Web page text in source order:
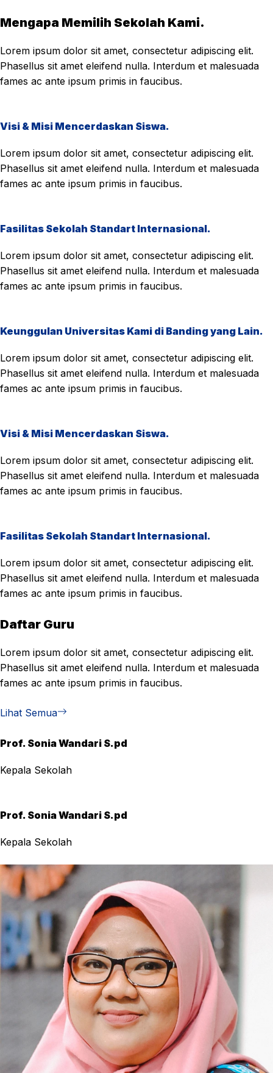
Mengapa Memilih Sekolah Kami.
Lorem ipsum dolor sit amet, consectetur adipiscing elit.
Phasellus sit amet eleifend nulla. Interdum et malesuada
fames ac ante ipsum primis in faucibus.
Visi & Misi Mencerdaskan Siswa.
Lorem ipsum dolor sit amet, consectetur adipiscing elit.
Phasellus sit amet eleifend nulla. Interdum et malesuada
fames ac ante ipsum primis in faucibus.
Fasilitas Sekolah Standart Internasional.
Lorem ipsum dolor sit amet, consectetur adipiscing elit.
Phasellus sit amet eleifend nulla. Interdum et malesuada
fames ac ante ipsum primis in faucibus.
Keunggulan Universitas Kami di Banding yang Lain.
Lorem ipsum dolor sit amet, consectetur adipiscing elit.
Phasellus sit amet eleifend nulla. Interdum et malesuada
fames ac ante ipsum primis in faucibus.
Visi & Misi Mencerdaskan Siswa.
Lorem ipsum dolor sit amet, consectetur adipiscing elit.
Phasellus sit amet eleifend nulla. Interdum et malesuada
fames ac ante ipsum primis in faucibus.
Fasilitas Sekolah Standart Internasional.
Lorem ipsum dolor sit amet, consectetur adipiscing elit.
Phasellus sit amet eleifend nulla. Interdum et malesuada
fames ac ante ipsum primis in faucibus.
Daftar Guru
Lorem ipsum dolor sit amet, consectetur adipiscing elit.
Phasellus sit amet eleifend nulla. Interdum et malesuada
fames ac ante ipsum primis in faucibus.
Lihat Semua
Prof. Sonia Wandari S.pd
Kepala Sekolah
Prof. Sonia Wandari S.pd
Kepala Sekolah